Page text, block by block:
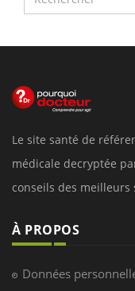
Le site santé de
médicale decryptée
conseils des meilleurs
À PROPOS
Données